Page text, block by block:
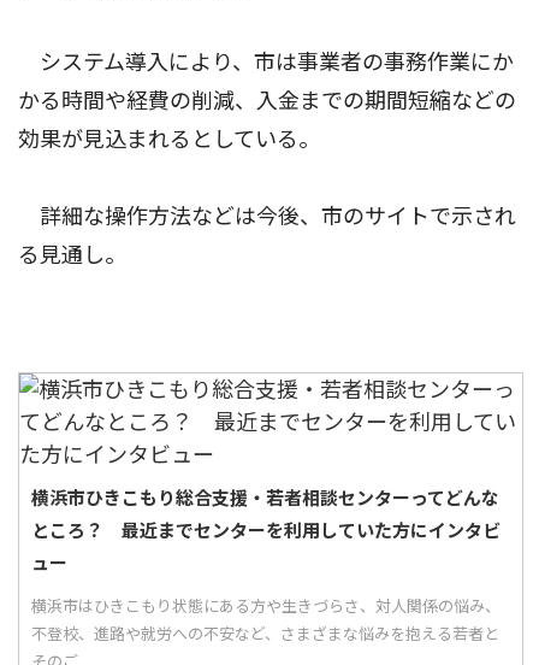
システム導入により、市は事業者の事務作業にか
かる時間や経費の削減、入金までの期間短縮などの
効果が見込まれるとしている。
詳細な操作方法などは今後、市のサイトで示され
る見通し。
横浜市ひきこもり総合支援・若者相談センターってどんな
ところ？ 最近までセンターを利用していた方にインタビ
ュー
横浜市はひきこもり状態にある方や生きづらさ、対人関係の悩み、
不登校、進路や就労への不安など、さまざまな悩みを抱える若者と